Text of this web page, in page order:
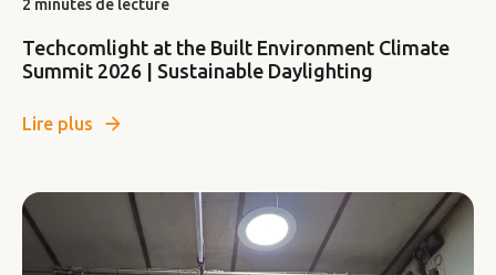
2 minutes de lecture
Techcomlight at the Built Environment Climate
Summit 2026 | Sustainable Daylighting
Lire plus